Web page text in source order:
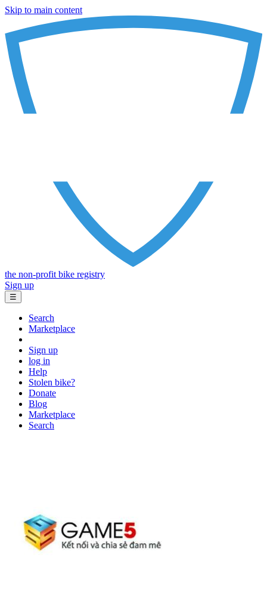
Skip to main content
the non-profit bike registry
Sign up
☰
Search
Marketplace
Sign up
log in
Help
Stolen bike?
Donate
Blog
Marketplace
Search